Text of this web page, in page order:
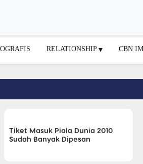
RELATIONSHIP CBN
Tiket Masuk Piala Dunia 2010
Sudah Banyak Dipesan